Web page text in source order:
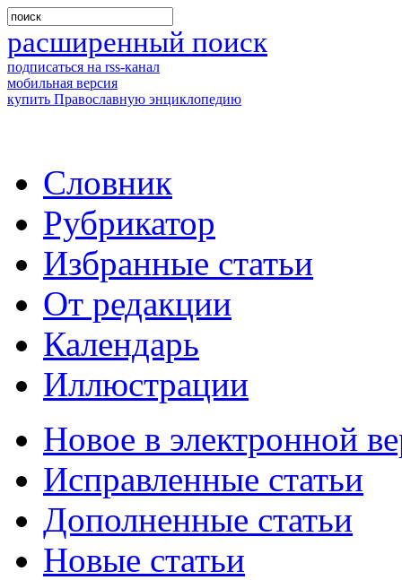
расширенный поиск
подписаться на rss-канал
мобильная версия
купить Православную энциклопедию
Словник
Рубрикатор
Избранные статьи
От редакции
Календарь
Иллюстрации
Новое в электронной
Исправленные статьи
Дополненные статьи
Новые статьи